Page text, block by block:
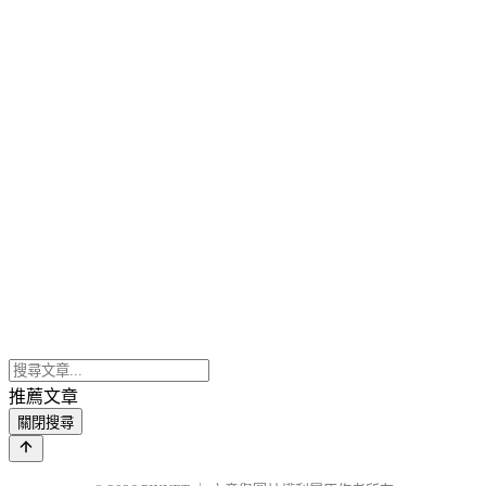
推薦文章
關閉搜尋